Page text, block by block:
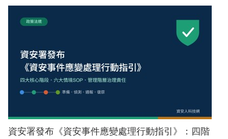
資安署發布《資安事件應變處理行動指引》：四階